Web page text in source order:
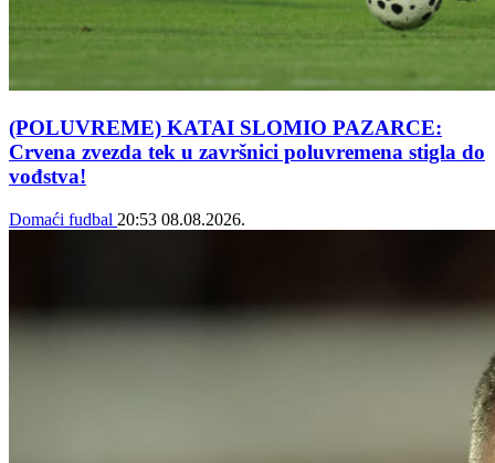
(POLUVREME) KATAI SLOMIO PAZARCE:
Crvena zvezda tek u završnici poluvremena stigla do
vođstva!
Domaći fudbal 20:53 08.08.2026.